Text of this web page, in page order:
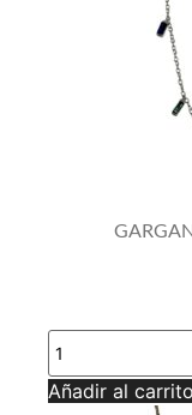
GARGANTILLA
CHACRAS
COLG
AG
Añadir al carrito